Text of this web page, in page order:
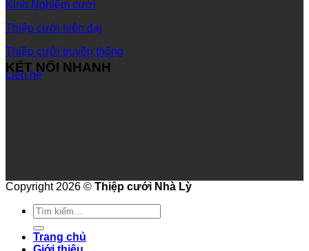
Kinh Nghiệm cưới
Thiệp cưới hiện đại
Thiệp cưới truyền thống
Liên hệ
KẾT NỐI NHANH
Copyright 2026 © Thiệp cưới Nhà Lỳ
Tìm
kiếm:
Trang chủ